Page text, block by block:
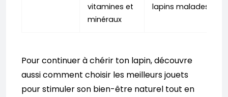
vitamines et
minéraux
lapins malades
Pour continuer à chérir ton lapin, découvre
aussi comment choisir les meilleurs jouets
pour stimuler son bien-être naturel tout en